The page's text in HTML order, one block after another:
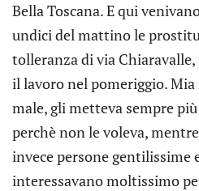
Bella Toscana. E qui
undici del mattino le
tolleranza di via
il lavoro nel pomeriggio.
male, gli metteva sempre
perchè non le voleva,
invece persone gentilissime
interessavano moltissimo